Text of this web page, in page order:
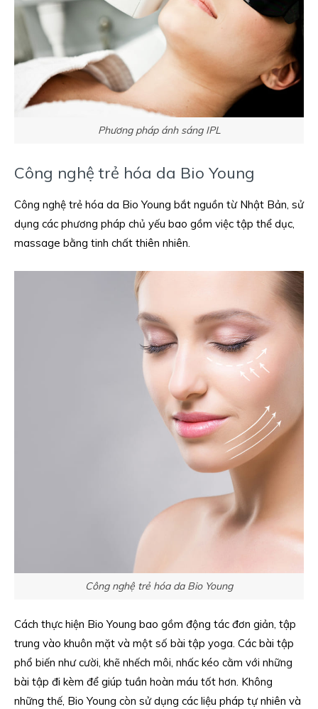
Phương pháp ánh sáng IPL
Công nghệ trẻ hóa da Bio Young
Công nghệ trẻ hóa da Bio Young bắt nguồn từ Nhật Bản, sử
dụng các phương pháp chủ yếu bao gồm việc tập thể dục,
massage bằng tinh chất thiên nhiên.
Công nghệ trẻ hóa da Bio Young
Cách thực hiện Bio Young bao gồm động tác đơn giản, tập
trung vào khuôn mặt và một số bài tập yoga. Các bài tập
phổ biến như cười, khẽ nhếch môi, nhấc kéo cằm với những
bài tập đi kèm để giúp tuần hoàn máu tốt hơn. Không
những thế, Bio Young còn sử dụng các liệu pháp tự nhiên và